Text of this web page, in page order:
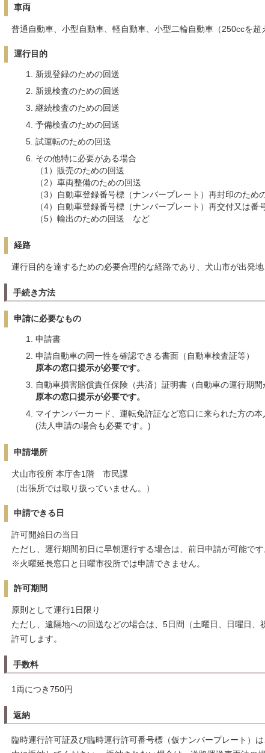
車両
普通自動車、小型自動車、軽自動車、小型二輪自動車（250ccを
運行目的
新規登録のための回送
新規検査のための回送
継続検査のための回送
予備検査のための回送
試運転のための回送
その他特に必要がある場合
（1）販売のための回送
（2）車両整備のための回送
（3）自動車登録番号標（ナンバープレート）再封印のため
（4）自動車登録番号標（ナンバープレート）再交付又は番
（5）輸出のための回送 など
経路
運行目的を達するための必要合理的な経路であり、犬山市が出発
手続き方法
申請に必要なもの
申請書
申請自動車の同一性を確認できる書面（自動車検査証等）
原本の窓口提示が必要です。
自動車損害賠償責任保険（共済）証明書（自動車の運行期間
原本の窓口提示が必要です。
マイナンバーカード、運転免許証など窓口に来られた方の
(法人申請の場合も必要です。)
申請場所
犬山市役所 本庁舎1階 市民課
（出張所では取り扱っていません。）
申請できる日
許可開始日の当日
ただし、運行期間初日に早朝運行する場合は、前日申請が可能です
※火曜延長窓口と日曜市役所では申請できません。
許可期間
原則として運行1日限り
ただし、遠隔地への回送などの場合は、5日間（土曜日、日曜日
許可します。
手数料
1両につき750円
返納
臨時運行許可証及び臨時運行許可番号標（仮ナンバープレート）